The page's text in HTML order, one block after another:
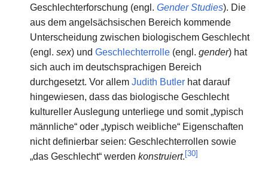
Geschlechterforschung (engl. Gender Studies). Die
aus dem angelsächsischen Bereich kommende
Unterscheidung zwischen biologischem Geschlecht
(engl. sex) und Geschlechterrolle(engl. gender) hat
sich auch im deutschsprachigen Bereich
durchgesetzt. Vor allem Judith Butlerhat darauf
hingewiesen, dass das biologische Geschlecht
kultureller Auslegung unterliege und somit „typisch
männliche“ oder „typisch weibliche“ Eigenschaften
nicht definierbar seien: Geschlechterrollen sowie
„das Geschlecht“ werden konstruiert.[30]